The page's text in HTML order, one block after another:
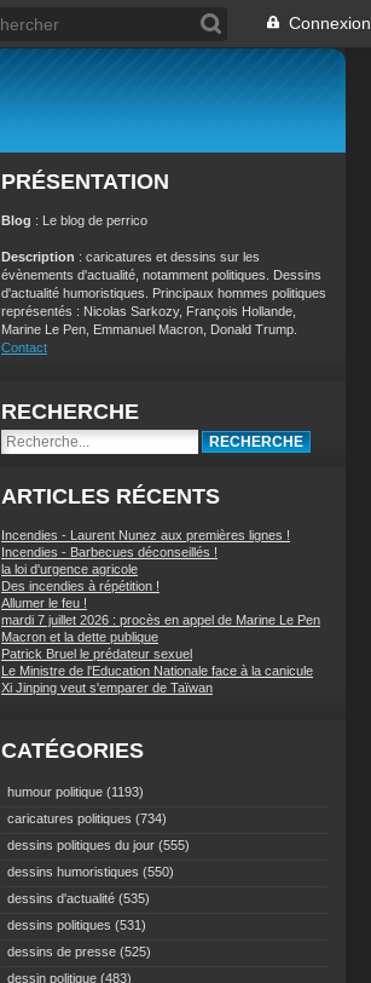
Connexion
PRÉSENTATION
Blog : Le blog de perrico
Description : caricatures et dessins sur les
évènements d'actualité, notamment politiques. Dessins
d'actualité humoristiques. Principaux hommes politiques
représentés : Nicolas Sarkozy, François Hollande,
Marine Le Pen, Emmanuel Macron, Donald Trump.
Contact
RECHERCHE
ARTICLES RÉCENTS
Incendies - Laurent Nunez aux premières lignes !
Incendies - Barbecues déconseillés !
la loi d'urgence agricole
Des incendies à répétition !
Allumer le feu !
mardi 7 juillet 2026 : procès en appel de Marine Le Pen
Macron et la dette publique
Patrick Bruel le prédateur sexuel
Le Ministre de l'Education Nationale face à la canicule
Xi Jinping veut s'emparer de Taïwan
CATÉGORIES
humour politique (1193)
caricatures politiques (734)
dessins politiques du jour (555)
dessins humoristiques (550)
dessins d'actualité (535)
dessins politiques (531)
dessins de presse (525)
dessin politique (483)